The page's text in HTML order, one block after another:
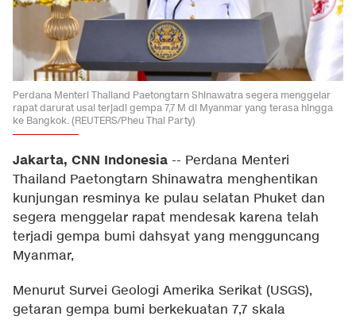
Perdana Menteri Thailand Paetongtarn Shinawatra segera menggelar
rapat darurat usai terjadi gempa 7,7 M di Myanmar yang terasa hingga
ke Bangkok. (REUTERS/Pheu Thai Party)
Jakarta, CNN Indonesia -- Perdana Menteri
Thailand Paetongtarn Shinawatra menghentikan
kunjungan resminya ke pulau selatan Phuket dan
segera menggelar rapat mendesak karena telah
terjadi gempa bumi dahsyat yang mengguncang
Myanmar,
Menurut Survei Geologi Amerika Serikat (USGS),
getaran gempa bumi berkekuatan 7,7 skala